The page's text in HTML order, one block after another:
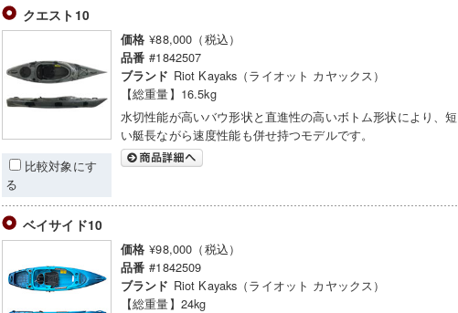
クエスト10
比較対象にす
る
価格 ¥88,000（税込）
品番 #1842507
ブランド Riot Kayaks（ライオット カヤックス）
【総重量】16.5kg
水切性能が高いバウ形状と直進性の高いボトム形状により、短
い艇長ながら速度性能も併せ持つモデルです。
ベイサイド10
価格 ¥98,000（税込）
品番 #1842509
ブランド Riot Kayaks（ライオット カヤックス）
【総重量】24kg